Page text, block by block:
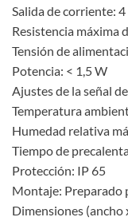
Salida de corriente:
Resistencia máxima
Tensión de
Potencia: < 1,5 W
Ajustes de la señal
Temperatura
Humedad relativa
Tiempo de
Protección: IP 65
Montaje: Preparado
Dimensiones